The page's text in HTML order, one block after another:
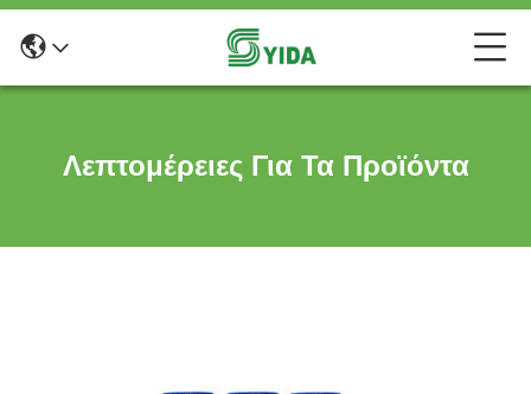
Λεπτομέρειες Για Τα Προϊόντα